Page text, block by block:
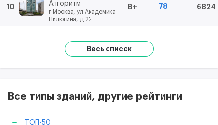
10
Алгоритм
г Москва, ул Академика
Пилюгина, д 22
B+ 78 6824
Весь список
Все типы зданий, другие рейтинги
ТОП-50